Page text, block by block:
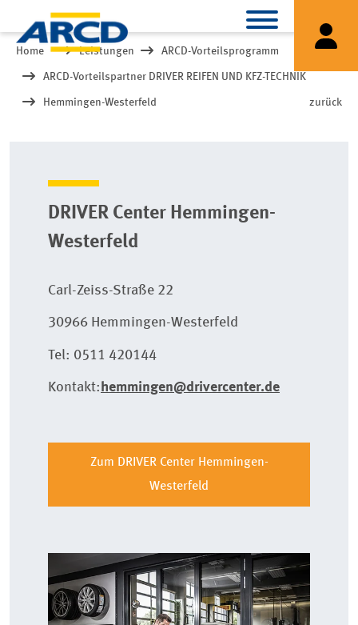
Home Leistungen ARCD-Vorteilsprogramm
ARCD-Vorteilspartner DRIVER REIFEN UND KFZ-TECHNIK
Hemmingen-Westerfeld zurück
DRIVER Center Hemmingen-
Westerfeld
Carl-Zeiss-Straße 22
30966 Hemmingen-Westerfeld
Tel: 0511 420144
Kontakt: hemmingen@drivercenter.de
Zum DRIVER Center Hemmingen-
Westerfeld